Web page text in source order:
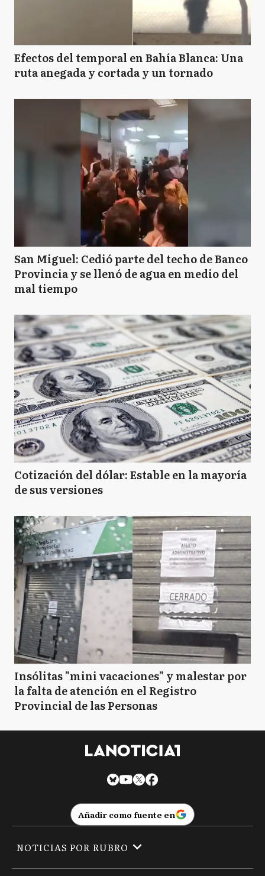
Efectos del temporal en Bahía Blanca: Una
ruta anegada y cortada y un tornado
San Miguel: Cedió parte del techo de Banco
Provincia y se llenó de agua en medio del
mal tiempo
Cotización del dólar: Estable en la mayoría
de sus versiones
Insólitas "mini vacaciones" y malestar por
la falta de atención en el Registro
Provincial de las Personas
Añadir como fuente en
NOTICIAS POR RUBRO